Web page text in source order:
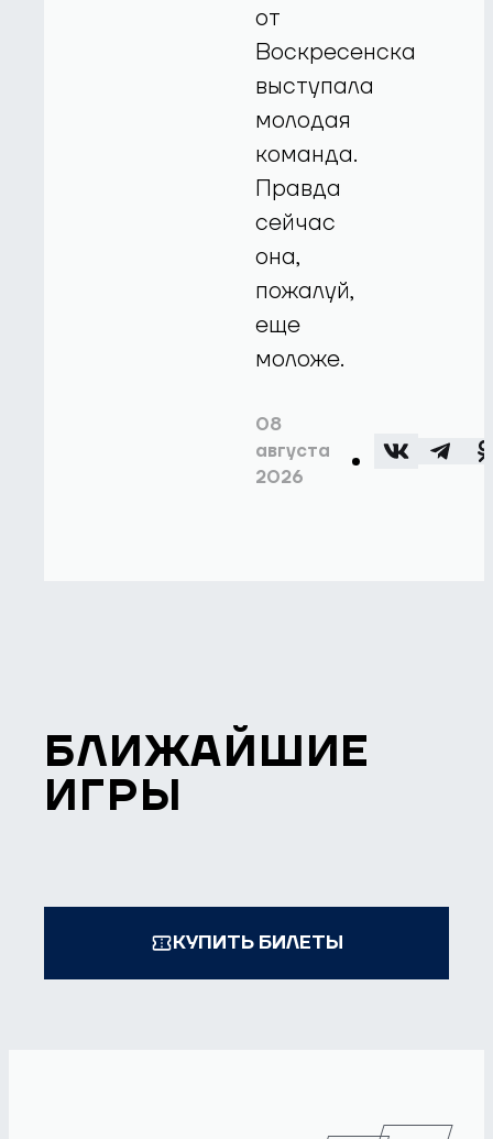
от
Воскресенска
выступала
молодая
команда.
Правда
сейчас
она,
пожалуй,
еще
моложе.
08
августа
2026
БЛИЖАЙШИЕ
ИГРЫ
КУПИТЬ БИЛЕТЫ